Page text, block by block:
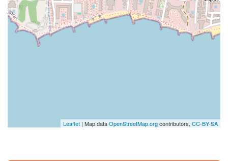
Leaflet | Map dataOpenStreetMap.orgcontributors, CC-BY-SA